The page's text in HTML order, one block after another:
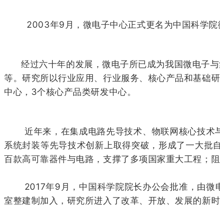
2003年9月，微电子中心正式更名为中国科学院
经过六十年的发展，微电子所已成为我国微电子与
等。研究所以行业应用、行业服务、核心产品和基础
中心，3个核心产品类研发中心。
近年来，在集成电路先导技术、物联网核心技术
系统封装等先导技术创新上取得突破，形成了一大批
百款高可靠器件与电路，支撑了多项国家重大工程；
2017年9月，中国科学院院长办公会批准，由微电
室整建制加入，研究所进入了改革、开放、发展的新时